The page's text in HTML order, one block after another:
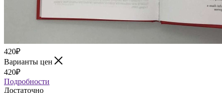
420₽
Варианты цен
420₽
Подробности
Достаточно